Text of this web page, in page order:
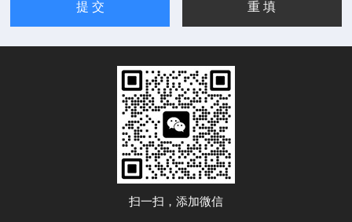
扫一扫，添加微信